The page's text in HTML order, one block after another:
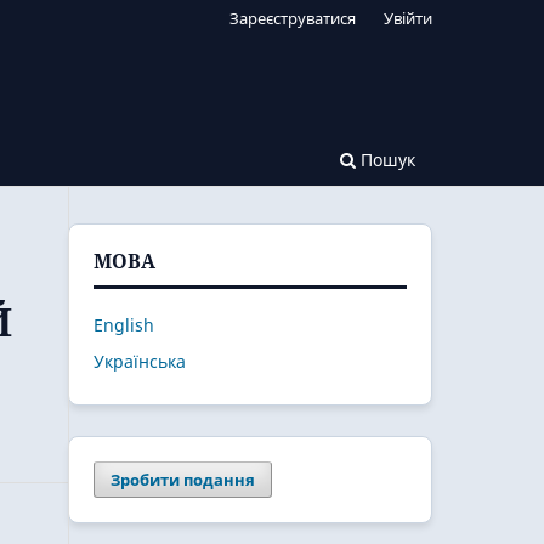
Пошук
Зареєструватися Увійти
МОВА
English
Українська
Зробити подання